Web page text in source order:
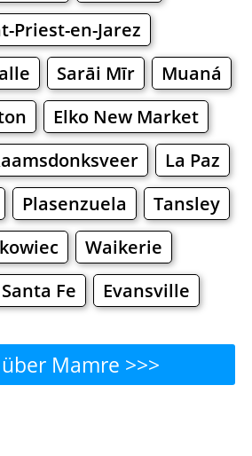
Priest-en-Jarez
Sarāi Mīr
Muaná
Elko New Market
La Paz
Plasenzuela
Tansley
Waikerie
Fe
Evansville
Mamre >>>
man essen